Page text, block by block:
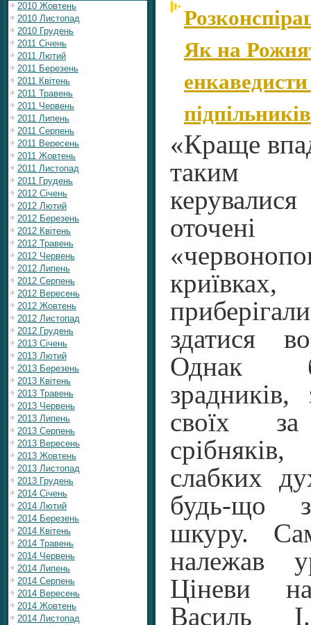
2010 Жовтень
2010 Листопад
2010 Грудень
2011 Січень
2011 Лютий
2011 Березень
2011 Квітень
2011 Травень
2011 Червень
2011 Липень
2011 Серпень
2011 Вересень
2011 Жовтень
2011 Листопад
2011 Грудень
2012 Січень
2012 Лютий
2012 Березень
2012 Квітень
2012 Травень
2012 Червень
2012 Липень
2012 Серпень
2012 Вересень
2012 Жовтень
2012 Листопад
2012 Грудень
2013 Січень
2013 Лютий
2013 Березень
2013 Квітень
2013 Травень
2013 Червень
2013 Липень
2013 Серпень
2013 Вересень
2013 Жовтень
2013 Листопад
2013 Грудень
2014 Січень
2014 Лютий
2014 Березень
2014 Квітень
2014 Травень
2014 Червень
2014 Липень
2014 Серпень
2014 Вересень
2014 Жовтень
2014 Листопад
Як на
підпільників
«Краще
таким
оточені
здатися
Однак
зрадників,
своїх
слабких
будь-що
шкуру.
належав
Ціневи
Василь